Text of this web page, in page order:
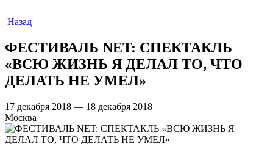
Назад
ФЕСТИВАЛЬ NET: СПЕКТАКЛЬ
«ВСЮ ЖИЗНЬ Я ДЕЛАЛ ТО, ЧТО
ДЕЛАТЬ НЕ УМЕЛ»
17 декабря 2018 — 18 декабря 2018
Москва